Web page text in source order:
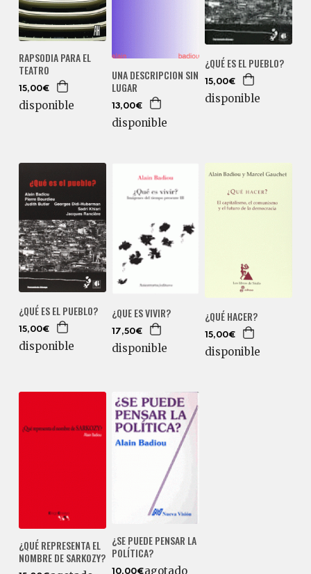
RAPSODIA PARA EL
TEATRO
15,00€
disponible
UNA DESCRIPCION SIN
LUGAR
13,00€
disponible
¿QUÉ ES EL PUEBLO?
15,00€
disponible
¿QUÉ ES EL PUEBLO?
15,00€
disponible
¿QUE ES VIVIR?
17,50€
disponible
¿QUÉ HACER?
15,00€
disponible
¿QUÉ REPRESENTA EL
NOMBRE DE SARKOZY?
¿SE PUEDE PENSAR LA
POLÍTICA?
10,00€agotado